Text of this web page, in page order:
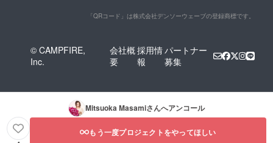
「QRコード」は株式会社デンソーウェーブの登録商標です。
© CAMPFIRE,
Inc.
会社概
要
採用情
報
パートナー
募集
Mitsuoka Masamiさんへアンコール
もう一度プロジェクトをやってほしい